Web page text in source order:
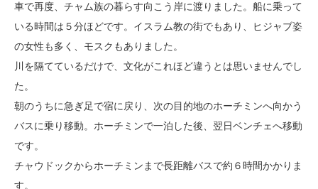
車で再度、チャム族の暮らす向こう岸に渡りました。船に乗って
いる時間は５分ほどです。イスラム教の街でもあり、ヒジャブ姿
の女性も多く、モスクもありました。
川を隔てているだけで、文化がこれほど違うとは思いませんでし
た。
朝のうちに急ぎ足で宿に戻り、次の目的地のホーチミンへ向かう
バスに乗り移動。ホーチミンで一泊した後、翌日ベンチェへ移動
です。
チャウドックからホーチミンまで長距離バスで約６時間かかりま
す。